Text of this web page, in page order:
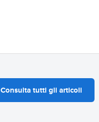
Consulta tutti gli articoli